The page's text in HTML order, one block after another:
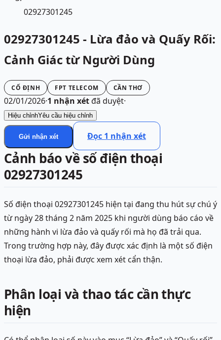
02927301245
02927301245 - Lừa đảo và Quấy Rối:
Cảnh Giác từ Người Dùng
CỐ ĐỊNH FPT TELECOM CẦN THƠ
02/01/2026·1 nhận xétđã duyệt·
Hiệu chỉnhYêu cầu hiệu chỉnh
Gửi nhận xét Đọc 1 nhận xét
Cảnh báo về số điện thoại
02927301245
Số điện thoại 02927301245 hiện tại đang thu hút sự chú ý
từ ngày 28 tháng 2 năm 2025 khi người dùng báo cáo về
những hành vi lừa đảo và quấy rối mà họ đã trải qua.
Trong trường hợp này, đây được xác định là một số điện
thoại lừa đảo, phải được xem xét cẩn thận.
Phân loại và thao tác cần thực
hiện